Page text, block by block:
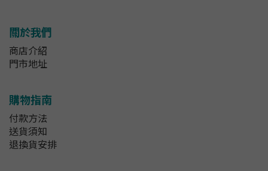
關於我們
商店介紹
門市地址
購物指南
付款方法
送貨須知
退換貨安排